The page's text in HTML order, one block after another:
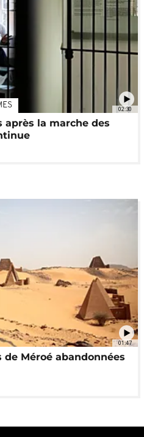
02:30
après la marche des
01:47
Méroé abandonnées